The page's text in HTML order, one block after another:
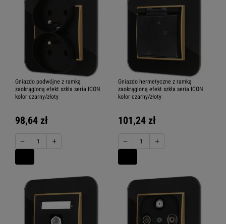
Gniazdo podwójne z ramką
zaokrągloną efekt szkła seria ICON
kolor czarny/złoty
98,64 zł
− +
Gniazdo hermetyczne z ramką
zaokrągloną efekt szkła seria ICON
kolor czarny/złoty
101,24 zł
− +